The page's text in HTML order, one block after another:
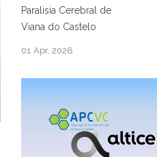
Paralisia Cerebral de
Viana do Castelo
01 Apr, 2026